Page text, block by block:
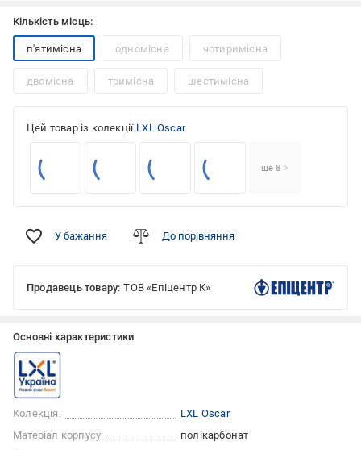
Кількість місць:
п'ятимісна одномісна чотиримісна
двомісна тримісна шестимісна
Цей товар із колекції LXL Oscar
ще 8
У бажання До порівняння
Продавець товару: ТОВ «Епіцентр К»
Основні характеристики
Колекція:
LXL Oscar
Матеріал корпусу:
полікарбонат